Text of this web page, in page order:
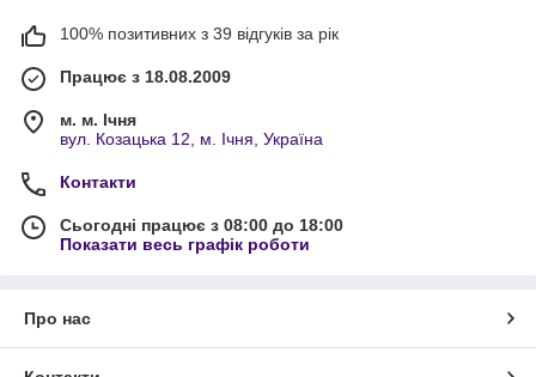
100% позитивних з 39 відгуків за рік
Працює з 18.08.2009
м. м. Ічня
вул. Козацька 12, м. Ічня, Україна
Контакти
Сьогодні працює з 08:00 до 18:00
Показати весь графік роботи
Про нас